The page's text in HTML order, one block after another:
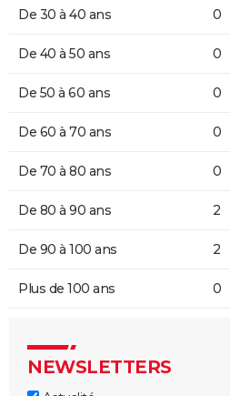
De 30 à 40 ans 0
De 40 à 50 ans 0
De 50 à 60 ans 0
De 60 à 70 ans 0
De 70 à 80 ans 0
De 80 à 90 ans 2
De 90 à 100 ans 2
Plus de 100 ans 0
NEWSLETTERS